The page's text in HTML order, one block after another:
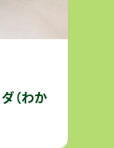
（わか